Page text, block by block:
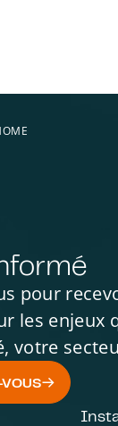
pour
les enjeux
votre